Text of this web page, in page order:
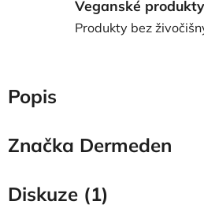
Veganské produkty
Produkty bez
Popis
Značka Dermeden
Diskuze (1)